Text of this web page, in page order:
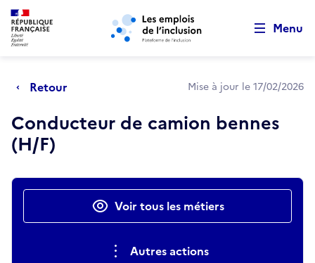
Aller au menu principal Aller au contenu principal
Menu
Retour Mise à jour le 17/02/2026
Conducteur de camion bennes
(H/F)
Actions rapidesVoir tous les métiers
Autres actions
Retour au début de la page
Panneau de gestion des cookies